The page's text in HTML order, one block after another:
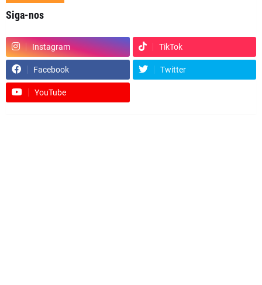
Siga-nos
Instagram TikTok
Facebook Twitter
YouTube